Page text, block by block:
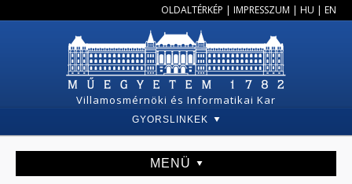
OLDALTÉRKÉP | IMPRESSZUM | HU | EN
Villamosmérnöki és Informatikai Kar
GYORSLINKEK
MENÜ